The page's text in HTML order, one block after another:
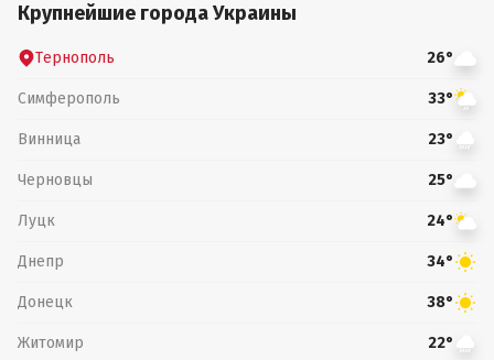
Крупнейшие города Украины
Тернополь 26°
Симферополь 33°
Винница 23°
Черновцы 25°
Луцк 24°
Днепр 34°
Донецк 38°
Житомир 22°